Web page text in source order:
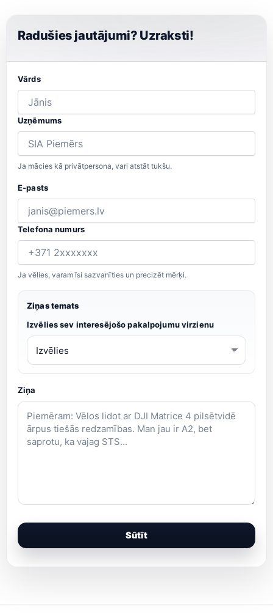
Radušies jautājumi? Uzraksti!
Vārds
Uzņēmums
Ja mācies kā privātpersona, vari atstāt tukšu.
E-pasts
Telefona numurs
Ja vēlies, varam īsi sazvanīties un precizēt mērķi.
Ziņas temats
Izvēlies sev interesējošo pakalpojumu virzienu
Ziņa
Sūtīt